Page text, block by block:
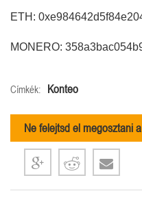
ETH:
MONERO:
Címkék: Konteo
Ne felejtsd el megosztani